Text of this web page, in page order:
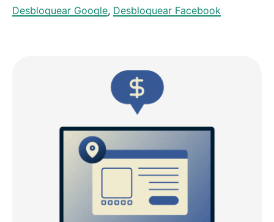
Desbloquear Google, Desbloquear Facebook